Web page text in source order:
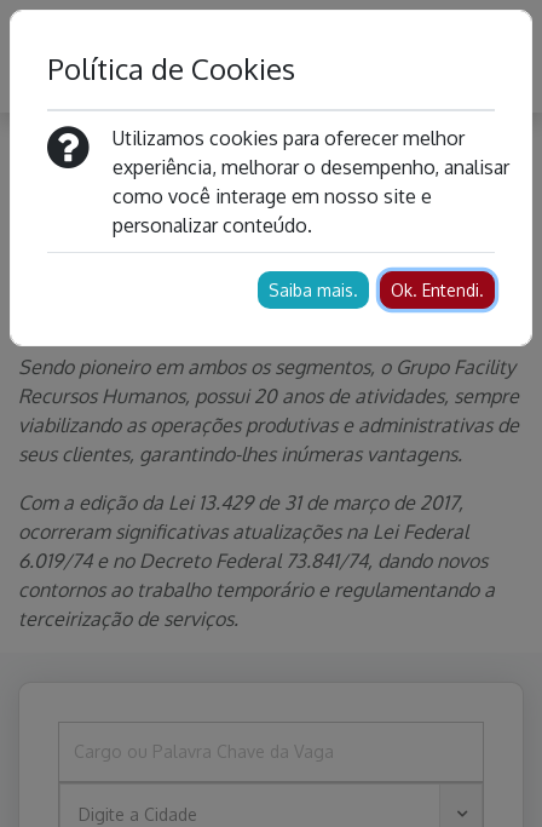
Grupo Facility
O Grupo Facility Recursos Humanos, atua na prestação
de serviços empresariais, fornecendo trabalhadores
temporários e terceirização de serviços especializados,
Sendo pioneiro em ambos os segmentos, o Grupo Facility
Recursos Humanos, possui 20 anos de atividades, sempre
viabilizando as operações produtivas e administrativas de
seus clientes, garantindo-lhes inúmeras vantagens.
Com a edição da Lei 13.429 de 31 de março de 2017,
ocorreram significativas atualizações na Lei Federal
6.019/74 e no Decreto Federal 73.841/74, dando novos
contornos ao trabalho temporário e regulamentando a
terceirização de serviços.
Digite a Cidade
Política de Cookies
Utilizamos cookies para oferecer melhor
experiência, melhorar o desempenho, analisar
como você interage em nosso site e
personalizar conteúdo.
Saiba mais. Ok. Entendi.